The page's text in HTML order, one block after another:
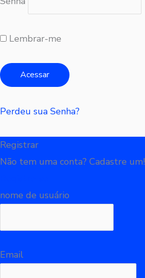
Lembrar-me
Perdeu sua Senha?
Registrar
Não tem uma conta? Cadastre um!
nome de usuário
Email